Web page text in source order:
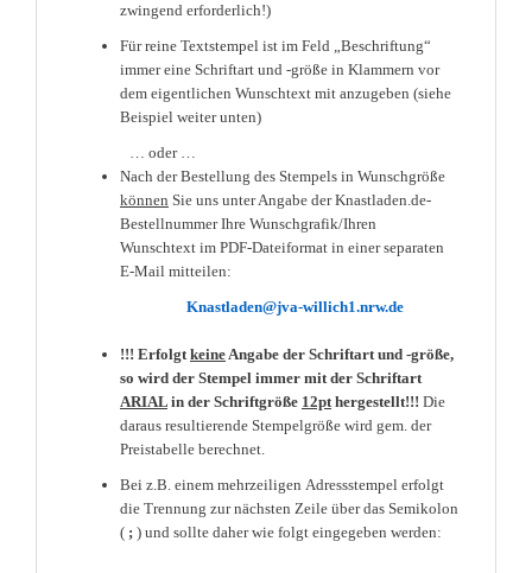
zwingend erforderlich!)
Für reine Textstempel ist im Feld „Beschriftung“
immer eine Schriftart und -größe in Klammern vor
dem eigentlichen Wunschtext mit anzugeben (siehe
Beispiel weiter unten)
… oder …
Nach der Bestellung des Stempels in Wunschgröße
können Sie uns unter Angabe der Knastladen.de-
Bestellnummer Ihre Wunschgrafik/Ihren
Wunschtext im PDF-Dateiformat in einer separaten
E-Mail mitteilen:
Knastladen@jva-willich1.nrw.de
!!! Erfolgt keine Angabe der Schriftart und -größe,
so wird der Stempel immer mit der Schriftart
ARIAL in der Schriftgröße 12pt hergestellt!!! Die
daraus resultierende Stempelgröße wird gem. der
Preistabelle berechnet.
Bei z.B. einem mehrzeiligen Adressstempel erfolgt
die Trennung zur nächsten Zeile über das Semikolon
( ; ) und sollte daher wie folgt eingegeben werden: